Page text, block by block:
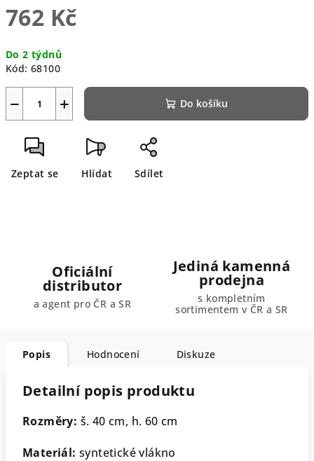
762 Kč
cena:
Do 2 týdnů
Kód: 68100
+
− Do košíku
Zeptat se Hlídat Sdílet
Oficiální
distributor
a agent pro ČR a SR
Jediná kamenná
prodejna
s kompletním
sortimentem v ČR a SR
Popis Hodnocení Diskuze
Detailní popis produktu
Rozměry: š. 40 cm, h. 60 cm
Materiál: syntetické vlákno